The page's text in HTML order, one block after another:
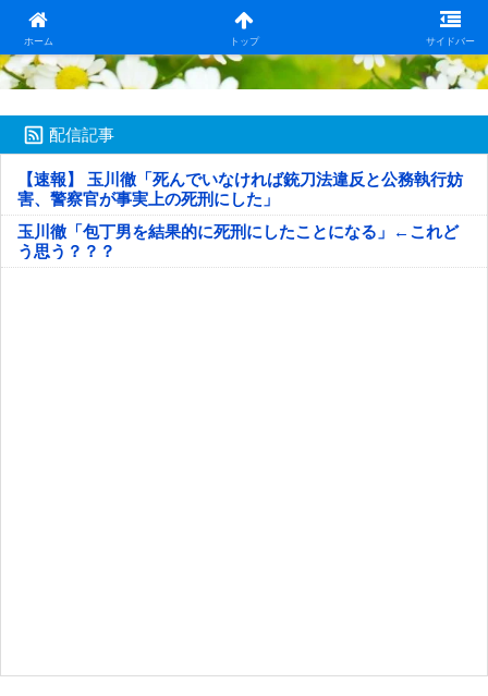
ホーム トップ サイドバー
日本第一！ニュース録
配信記事
【速報】 玉川徹「死んでいなければ銃刀法違反と公務執行妨
害、警察官が事実上の死刑にした」
玉川徹「包丁男を結果的に死刑にしたことになる」←これど
う思う？？？